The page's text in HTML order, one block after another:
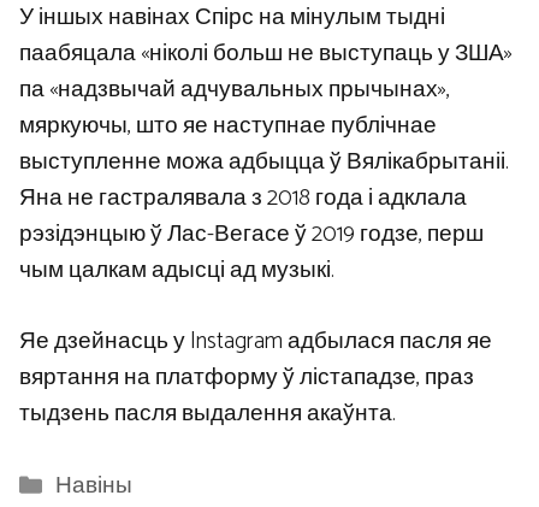
У іншых навінах Спірс на мінулым тыдні
паабяцала «ніколі больш не выступаць у ЗША»
па «надзвычай адчувальных прычынах»,
мяркуючы, што яе наступнае публічнае
выступленне можа адбыцца ў Вялікабрытаніі.
Яна не гастралявала з 2018 года і адклала
рэзідэнцыю ў Лас-Вегасе ў 2019 годзе, перш
чым цалкам адысці ад музыкі.
Яе дзейнасць у Instagram адбылася пасля яе
вяртання на платформу ў лістападзе, праз
тыдзень пасля выдалення акаўнта.
Categories
Навіны